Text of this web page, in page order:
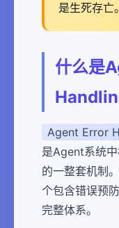
是生死存亡。
什么是
Agent Error
是Agent系统
的一整套机制
个包含错误预
完整体系。